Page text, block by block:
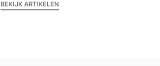
BEKIJK ARTIKELEN